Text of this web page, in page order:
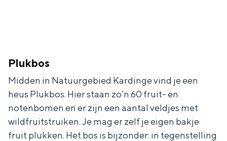
Plukbos
Midden in Natuurgebied Kardinge vind je een
heus Plukbos. Hier staan zo’n 60 fruit- en
notenbomen en er zijn een aantal veldjes met
wildfruitstruiken. Je mag er zelf je eigen bakje
fruit plukken. Het bos is bijzonder: in tegenstelling